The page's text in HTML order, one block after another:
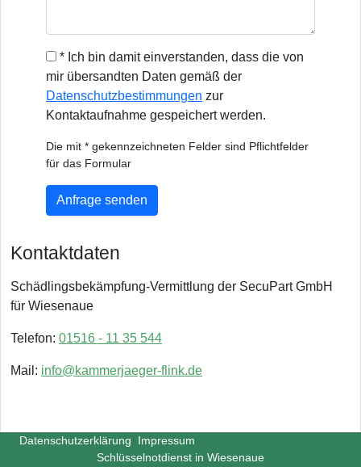
* Ich bin damit einverstanden, dass die von
mir übersandten Daten gemäß der
Datenschutzbestimmungen zur
Kontaktaufnahme gespeichert werden.
Die mit * gekennzeichneten Felder sind Pflichtfelder
für das Formular
Anfrage senden
Kontaktdaten
Schädlingsbekämpfung-Vermittlung der SecuPart GmbH
für Wiesenaue
Telefon: 01516 - 11 35 544
Mail: info@kammerjaeger-flink.de
Datenschutzerklärung
Impressum
Schlüsselnotdienst in Wiesenaue